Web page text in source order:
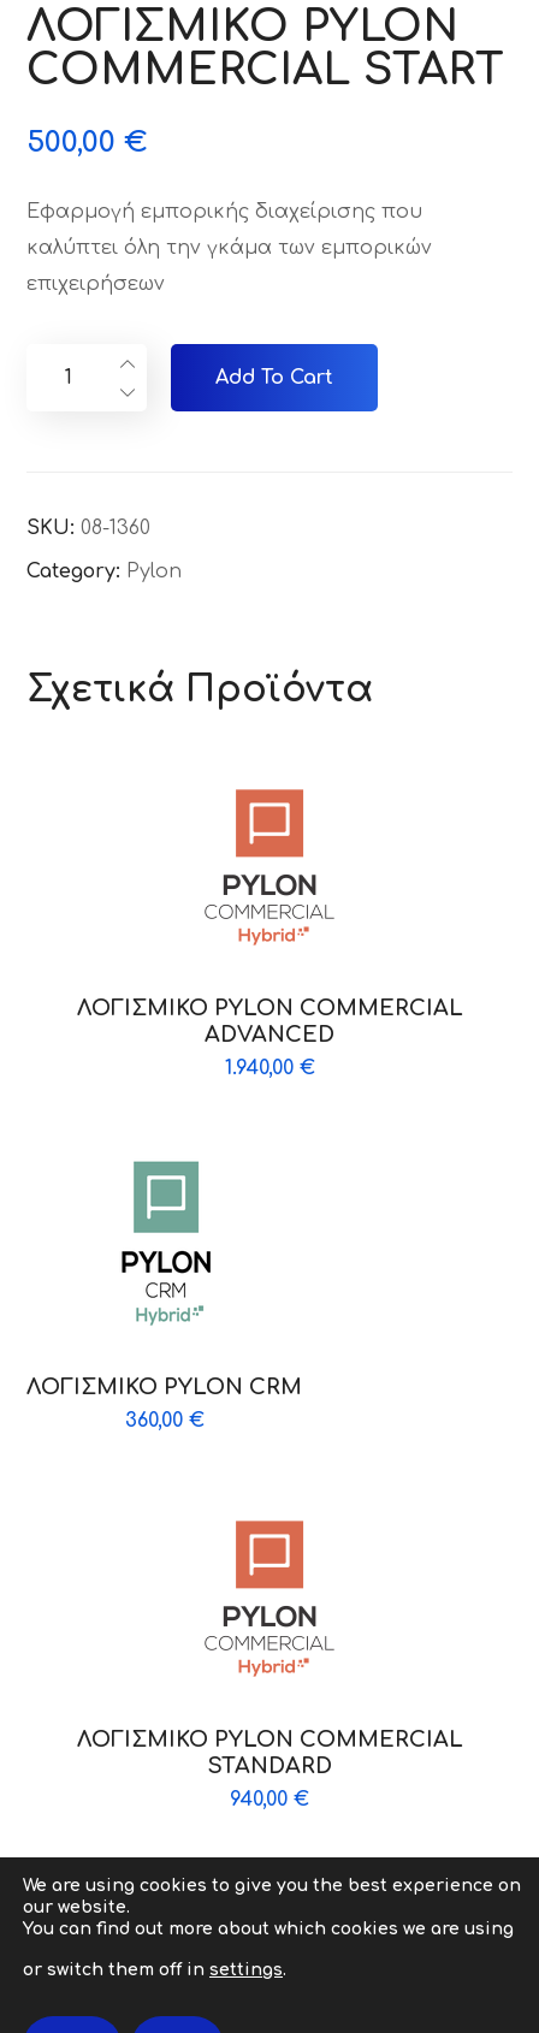
ΛΟΓΙΣΜΙΚΟ PYLON
COMMERCIAL START
500,00€
Εφαρμογή εμπορικής διαχείρισης που
καλύπτει όλη την γκάμα των εμπορικών
επιχειρήσεων
Add To Cart
SKU:08-1360
Category: Pylon
Σχετικά Προϊόντα
ΛΟΓΙΣΜΙΚΟ PYLON COMMERCIAL
ADVANCED
1.940,00 €
ΛΟΓΙΣΜΙΚΟ PYLON CRM
360,00 €
ΛΟΓΙΣΜΙΚΟ PYLON COMMERCIAL
STANDARD
940,00 €
Copyright © 2009-2026 abcit.gr. All Rights Reserved. |
Powered by abcit Developed by
Όροι Χρήσης|Πολιτικής Ποιότητας
We are using cookies to give you the best experience on
our website.
You can find out more about which cookies we are using
or switch them off in settings.